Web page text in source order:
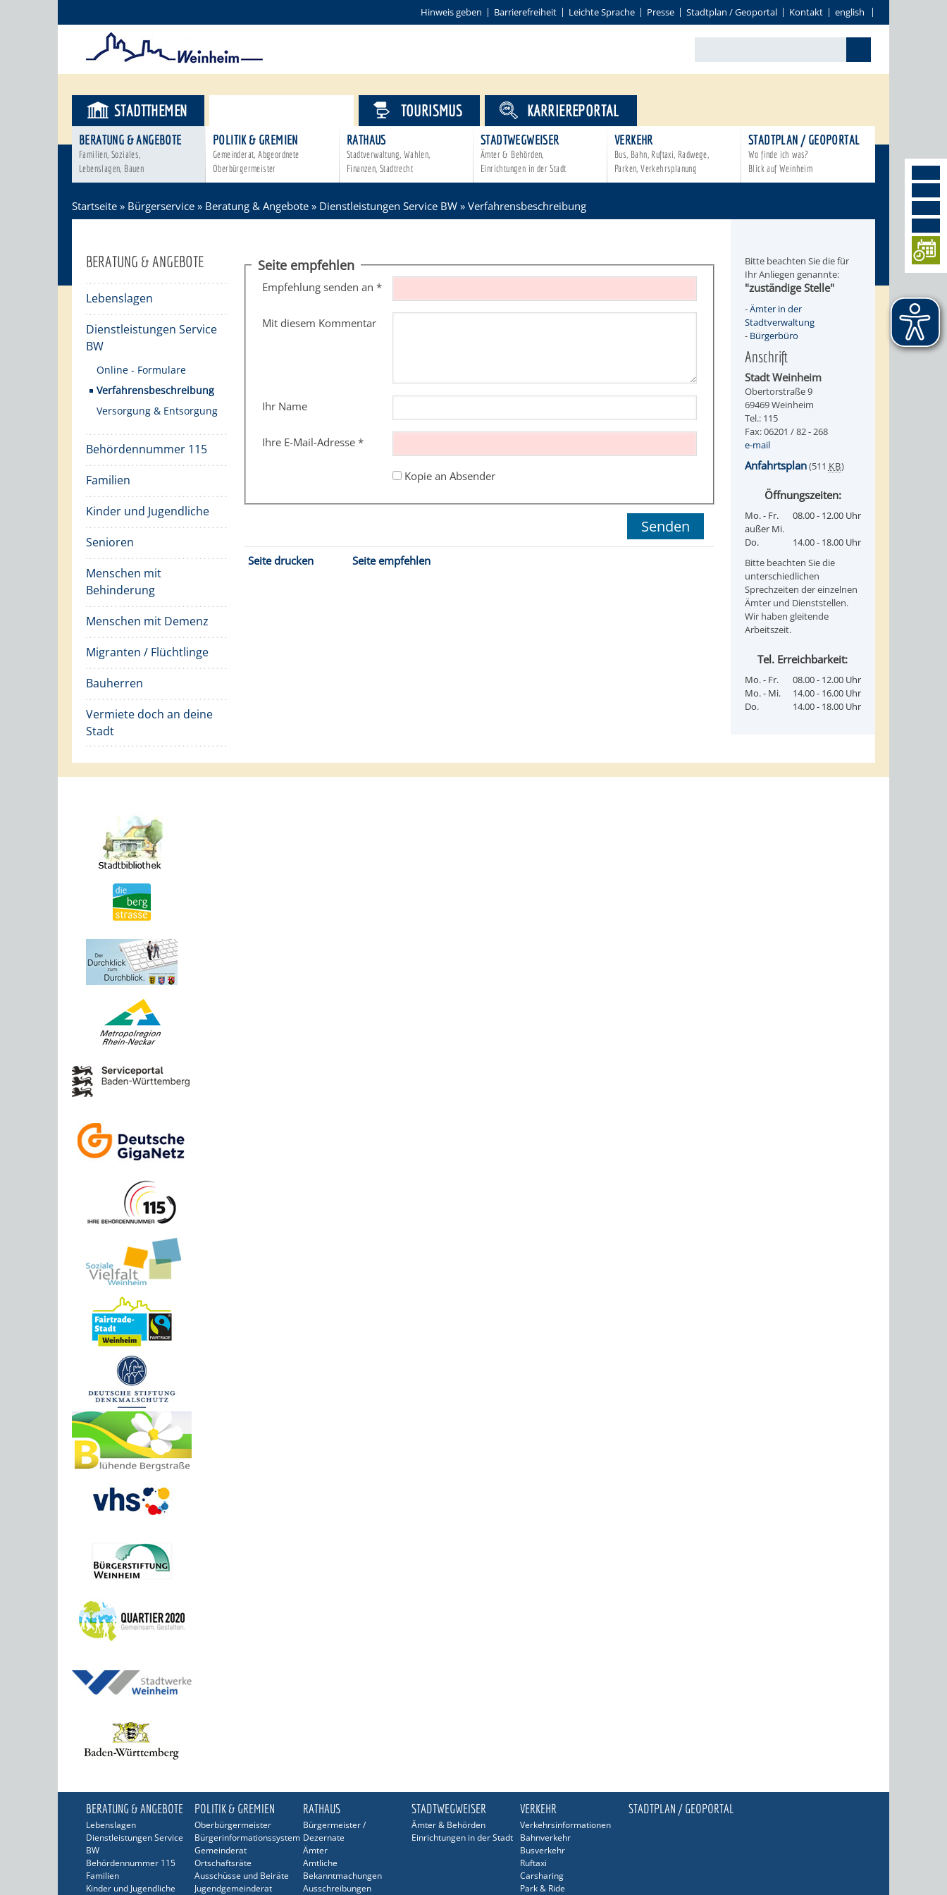
Hinweis geben Barrierefreiheit Leichte Sprache Presse Stadtplan / Geoportal Kontakt english
STADTTHEMEN
BERATUNG & ANGEBOTE
Familien, Soziales,
Lebenslagen, Bauen
POLITIK & GREMIEN
Gemeinderat, Abgeordnete
Oberbürgermeister
RATHAUS
Stadtverwaltung, Wahlen,
Finanzen, Stadtrecht
STADTWEGWEISER
Ämter & Behörden,
Einrichtungen in der Stadt
VERKEHR
Bus, Bahn, Ruftaxi, Radwege,
Parken, Verkehrsplanung
STADTPLAN / GEOPORTAL
Wo finde ich was?
Blick auf Weinheim
TOURISMUS KARRIEREPORTAL
Startseite » Bürgerservice » Beratung & Angebote » Dienstleistungen Service BW » Verfahrensbeschreibung
BERATUNG & ANGEBOTE
Lebenslagen
Dienstleistungen Service
BW
Online - Formulare
Verfahrensbeschreibung
Versorgung & Entsorgung
Behördennummer 115
Familien
Kinder und Jugendliche
Senioren
Menschen mit
Behinderung
Menschen mit Demenz
Migranten / Flüchtlinge
Bauherren
Vermiete doch an deine
Stadt
Seite empfehlen
Empfehlung senden an *
Mit diesem Kommentar
Ihr Name
Ihre E-Mail-Adresse*
Kopie an Absender
Seite drucken Seite empfehlen
Bitte beachten Sie die für
Ihr Anliegen genannte:
"zuständige Stelle"
-Ämter in der
Stadtverwaltung
- Bürgerbüro
Anschrift
Stadt Weinheim
Obertorstraße 9
69469 Weinheim
Tel.: 115
Fax: 06201 / 82 - 268
e-mail
Anfahrtsplan(511 KB)
Öffnungszeiten:
Mo. - Fr.
außer Mi.
08.00 - 12.00 Uhr
Do.
14.00 - 18.00 Uhr
Bitte beachten Sie die
unterschiedlichen
Sprechzeiten der einzelnen
Ämter und Dienststellen.
Wir haben gleitende
Arbeitszeit.
Tel. Erreichbarkeit:
Mo. - Fr.
08.00 - 12.00 Uhr
Mo. - Mi.
14.00 - 16.00 Uhr
Do.
14.00 - 18.00 Uhr
BERATUNG & ANGEBOTE
Lebenslagen
Dienstleistungen Service
BW
Behördennummer 115
Familien
Kinder und Jugendliche
POLITIK & GREMIEN
Oberbürgermeister
Bürgerinformationssystem
Gemeinderat
Ortschaftsräte
Ausschüsse und Beiräte
Jugendgemeinderat
RATHAUS
Bürgermeister /
Dezernate
Ämter
Amtliche
Bekanntmachungen
Ausschreibungen
STADTWEGWEISER
Ämter & Behörden
Einrichtungen in der Stadt
VERKEHR
Verkehrsinformationen
Bahnverkehr
Busverkehr
Ruftaxi
Carsharing
Park & Ride
STADTPLAN / GEOPORTAL